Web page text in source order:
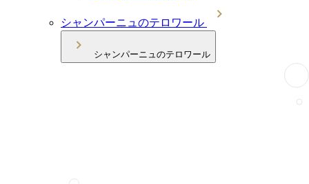
シャンパーニュのテロワール
シャンパーニュのテロワール